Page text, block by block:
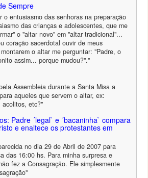
Sempre
o entusiasmo das senhoras na preparação
das crianças e adolescentes, que me
o "altar novo" em "altar tradicional"...
coração sacerdotal ouvir de meus
o altar me perguntar: "Padre, o
assim... porque mudou?"."
Assembleia durante a Santa Misa a
aqueles que servem o altar, ex:
acolitos, etc?"
Padre ´legal` e ´bacaninha` compara
e enaltece os protestantes em
no dia 29 de Abril de 2007 para
das 16:00 hs. Para minha surpresa e
fez a Consagração. Ele simplesmente